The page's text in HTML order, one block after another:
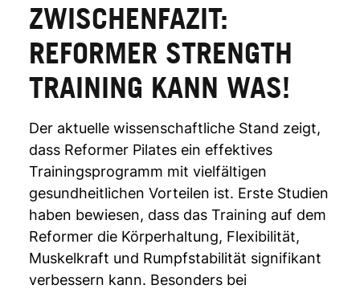
ZWISCHENFAZIT:
REFORMER STRENGTH
TRAINING KANN WAS!
Der aktuelle wissenschaftliche Stand zeigt,
dass Reformer Pilates ein effektives
Trainingsprogramm mit vielfältigen
gesundheitlichen Vorteilen ist. Erste Studien
haben bewiesen, dass das Training auf dem
Reformer die Körperhaltung, Flexibilität,
Muskelkraft und Rumpfstabilität signifikant
verbessern kann. Besonders bei